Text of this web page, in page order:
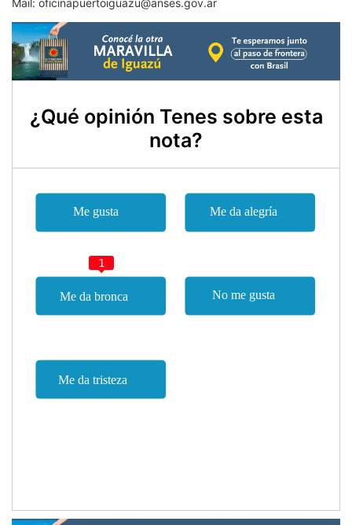
Mail: oficinapuertoiguazu@anses.gov.ar
¿Qué opinión Tenes sobre esta
nota?
1